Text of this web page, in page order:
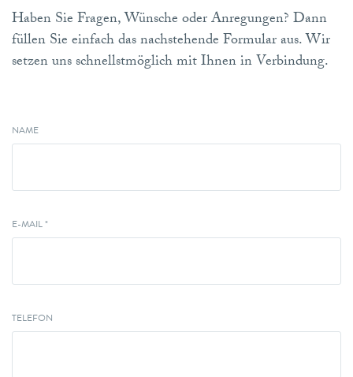
Haben Sie Fragen, Wünsche oder Anregungen? Dann
füllen Sie einfach das nachstehende Formular aus. Wir
setzen uns schnellstmöglich mit Ihnen in Verbindung.
NAME
E-MAIL *
TELEFON